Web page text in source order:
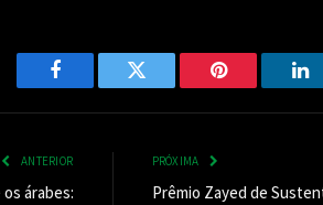
Facebook Twitter Pinterest
ANTERIOR
árabes:
PRÓXIMA
Prêmio Zayed de